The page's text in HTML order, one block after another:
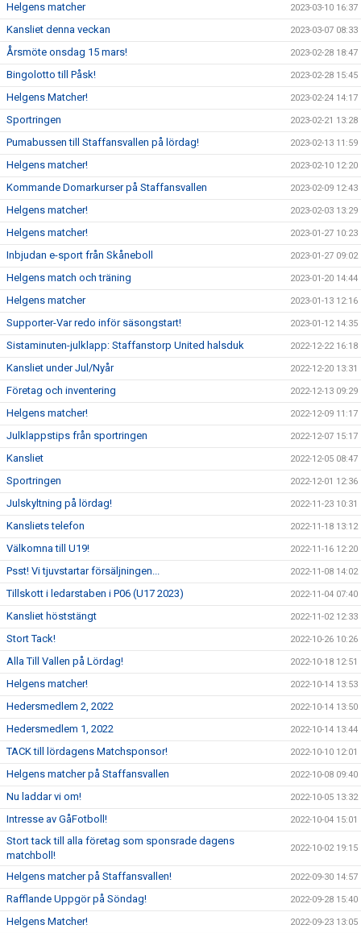
Helgens matcher 2023-03-10 16:37
Kansliet denna veckan 2023-03-07 08:33
Årsmöte onsdag 15 mars! 2023-02-28 18:47
Bingolotto till Påsk! 2023-02-28 15:45
Helgens Matcher! 2023-02-24 14:17
Sportringen 2023-02-21 13:28
Pumabussen till Staffansvallen på lördag! 2023-02-13 11:59
Helgens matcher! 2023-02-10 12:20
Kommande Domarkurser på Staffansvallen 2023-02-09 12:43
Helgens matcher! 2023-02-03 13:29
Helgens matcher! 2023-01-27 10:23
Inbjudan e-sport från Skåneboll 2023-01-27 09:02
Helgens match och träning 2023-01-20 14:44
Helgens matcher 2023-01-13 12:16
Supporter-Var redo inför säsongstart! 2023-01-12 14:35
Sistaminuten-julklapp: Staffanstorp United halsduk 2022-12-22 16:18
Kansliet under Jul/Nyår 2022-12-20 13:31
Företag och inventering 2022-12-13 09:29
Helgens matcher! 2022-12-09 11:17
Julklappstips från sportringen 2022-12-07 15:17
Kansliet 2022-12-05 08:47
Sportringen 2022-12-01 12:36
Julskyltning på lördag! 2022-11-23 10:31
Kansliets telefon 2022-11-18 13:12
Välkomna till U19! 2022-11-16 12:20
Psst! Vi tjuvstartar försäljningen... 2022-11-08 14:02
Tillskott i ledarstaben i P06 (U17 2023) 2022-11-04 07:40
Kansliet höststängt 2022-11-02 12:33
Stort Tack! 2022-10-26 10:26
Alla Till Vallen på Lördag! 2022-10-18 12:51
Helgens matcher! 2022-10-14 13:53
Hedersmedlem 2, 2022 2022-10-14 13:50
Hedersmedlem 1, 2022 2022-10-14 13:44
TACK till lördagens Matchsponsor! 2022-10-10 12:01
Helgens matcher på Staffansvallen 2022-10-08 09:40
Nu laddar vi om! 2022-10-05 13:32
Intresse av GåFotboll! 2022-10-04 15:01
Stort tack till alla företag som sponsrade dagens
matchboll!
2022-10-02 19:15
Helgens matcher på Staffansvallen! 2022-09-30 14:57
Rafflande Uppgör på Söndag! 2022-09-28 15:40
Helgens Matcher! 2022-09-23 13:05